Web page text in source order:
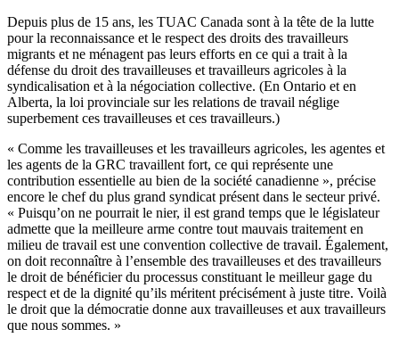
Depuis plus de 15 ans, les TUAC Canada sont à la tête de la lutte
pour la reconnaissance et le respect des droits des travailleurs
migrants et ne ménagent pas leurs efforts en ce qui a trait à la
défense du droit des travailleuses et travailleurs agricoles à la
syndicalisation et à la négociation collective. (En Ontario et en
Alberta, la loi provinciale sur les relations de travail néglige
superbement ces travailleuses et ces travailleurs.)
« Comme les travailleuses et les travailleurs agricoles, les agentes et
les agents de la GRC travaillent fort, ce qui représente une
contribution essentielle au bien de la société canadienne », précise
encore le chef du plus grand syndicat présent dans le secteur privé.
« Puisqu’on ne pourrait le nier, il est grand temps que le législateur
admette que la meilleure arme contre tout mauvais traitement en
milieu de travail est une convention collective de travail. Également,
on doit reconnaître à l’ensemble des travailleuses et des travailleurs
le droit de bénéficier du processus constituant le meilleur gage du
respect et de la dignité qu’ils méritent précisément à juste titre. Voilà
le droit que la démocratie donne aux travailleuses et aux travailleurs
que nous sommes. »